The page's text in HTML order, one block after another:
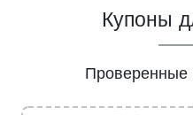
Купоны
Проверенные